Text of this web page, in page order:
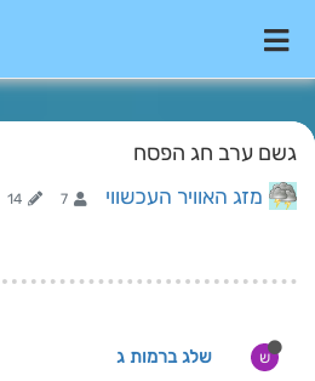
גשם ערב חג הפסח
מזג האוויר העכשווי 7
14
ש שלג ברמות ג